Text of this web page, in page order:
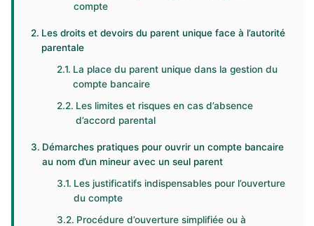
compte
Les droits et devoirs du parent unique face à l’autorité
parentale
La place du parent unique dans la gestion du
compte bancaire
Les limites et risques en cas d’absence
d’accord parental
Démarches pratiques pour ouvrir un compte bancaire
au nom d’un mineur avec un seul parent
Les justificatifs indispensables pour l’ouverture
du compte
Procédure d’ouverture simplifiée ou à